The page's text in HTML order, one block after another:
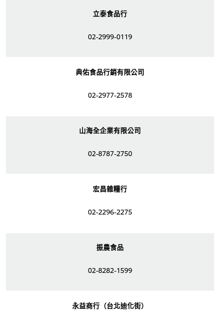
立泰食品行
02-2999-0119
典佑食品行銷有限公司
02-2977-2578
山海全企業有限公司
02-8787-2750
宏昌雜糧行
02-2296-2275
振農食品
02-8282-1599
永益商行（台北迪化街）